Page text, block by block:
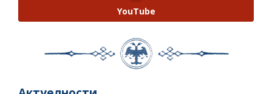
YouTube